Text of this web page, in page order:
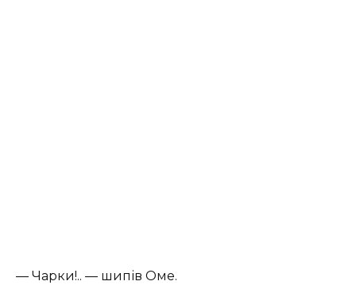
— Чарки!.. — шипів Оме.